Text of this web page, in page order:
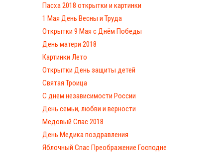
Пасха 2018 открытки и картинки
1 Мая День Весны и Труда
Открытки 9 Мая с Днём Победы
День матери 2018
Картинки Лето
Открытки День защиты детей
Святая Троица
С днем независимости России
День семьи, любви и верности
Медовый Спас 2018
День Медика поздравления
Яблочный Спас Преображение Господне